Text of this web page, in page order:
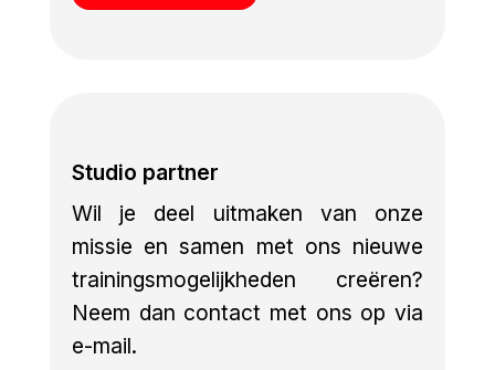
Studio partner
Wil je deel uitmaken van onze
missie en samen met ons nieuwe
trainingsmogelijkheden creëren?
Neem dan contact met ons op via
e-mail.